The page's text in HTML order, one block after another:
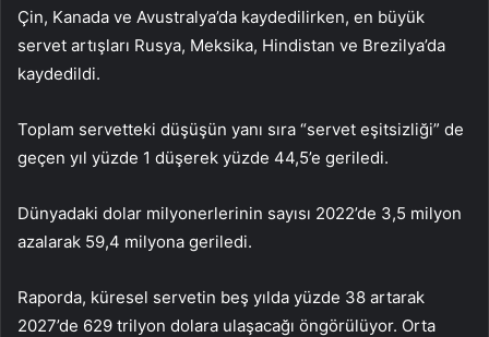
Çin, Kanada ve Avustralya’da kaydedilirken, en büyük
servet artışları Rusya, Meksika, Hindistan ve Brezilya’da
kaydedildi.
Toplam servetteki düşüşün yanı sıra “servet eşitsizliği” de
geçen yıl yüzde 1 düşerek yüzde 44,5’e geriledi.
Dünyadaki dolar milyonerlerinin sayısı 2022’de 3,5 milyon
azalarak 59,4 milyona geriledi.
Raporda, küresel servetin beş yılda yüzde 38 artarak
2027’de 629 trilyon dolara ulaşacağı öngörülüyor. Orta